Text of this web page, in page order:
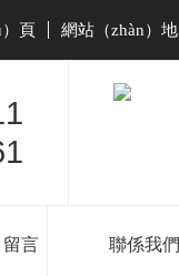
頁 網站（zhàn）
留言 聯係我們